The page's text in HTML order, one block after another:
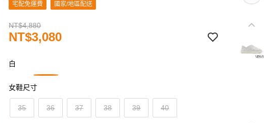
宅配免運費 國家/地區配送
NT$4,880
NT$3,080
白
女鞋尺寸
35 36 37 38 39 40